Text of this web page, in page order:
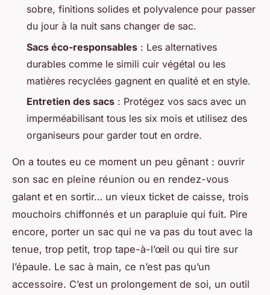
sobre, finitions solides et polyvalence pour passer
du jour à la nuit sans changer de sac.
Sacs éco-responsables : Les alternatives
durables comme le simili cuir végétal ou les
matières recyclées gagnent en qualité et en style.
Entretien des sacs : Protégez vos sacs avec un
imperméabilisant tous les six mois et utilisez des
organiseurs pour garder tout en ordre.
On a toutes eu ce moment un peu gênant : ouvrir
son sac en pleine réunion ou en rendez-vous
galant et en sortir… un vieux ticket de caisse, trois
mouchoirs chiffonnés et un parapluie qui fuit. Pire
encore, porter un sac qui ne va pas du tout avec la
tenue, trop petit, trop tape-à-l’œil ou qui tire sur
l’épaule. Le sac à main, ce n’est pas qu’un
accessoire. C’est un prolongement de soi, un outil